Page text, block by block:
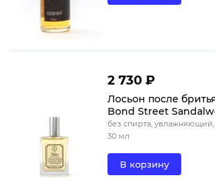
2 730 ₽
Лосьон после
Bond Street
без спирта,
30 мл
В корзину